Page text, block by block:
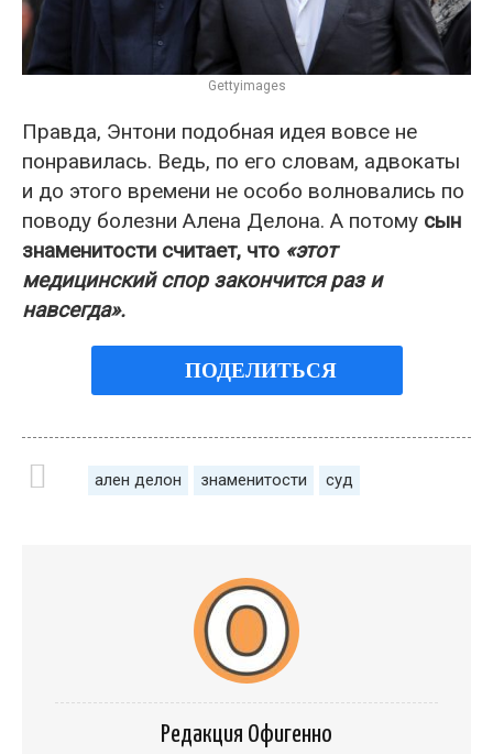
Gettyimages
Правда, Энтони подобная идея вовсе не
понравилась. Ведь, по его словам, адвокаты
и до этого времени не особо волновались по
поводу болезни Алена Делона. А потому сын
знаменитости считает, что «этот
медицинский спор закончится раз и
навсегда».
ПОДЕЛИТЬСЯ
ален делон знаменитости суд
Редакция Офигенно